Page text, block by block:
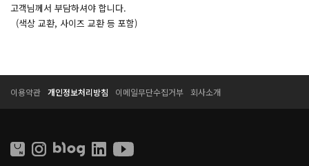
고객님께서 부담하셔야 합니다.
(색상 교환, 사이즈 교환 등 포함)
이용약관 개인정보처리방침 이메일무단수집거부 회사소개